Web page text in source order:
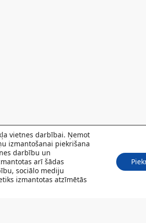
vietnes darbībai. Ņemot
izmantošanai piekrišana
darbību un
arī šādas
sociālo mediju
izmantotas atzīmētās